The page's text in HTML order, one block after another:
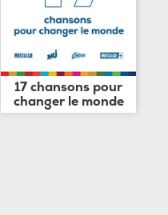
17 chansons pour
changer le monde